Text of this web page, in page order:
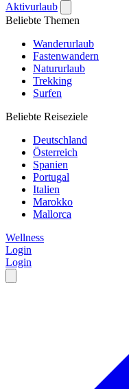
Aktivurlaub
Beliebte Themen
Wanderurlaub
Fastenwandern
Natururlaub
Trekking
Surfen
Beliebte Reiseziele
Deutschland
Österreich
Spanien
Portugal
Italien
Marokko
Mallorca
Wellness
Login
Login